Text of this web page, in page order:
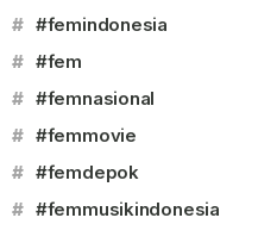
# #femindonesia
# #fem
# #femnasional
# #femmovie
# #femdepok
# #femmusikindonesia